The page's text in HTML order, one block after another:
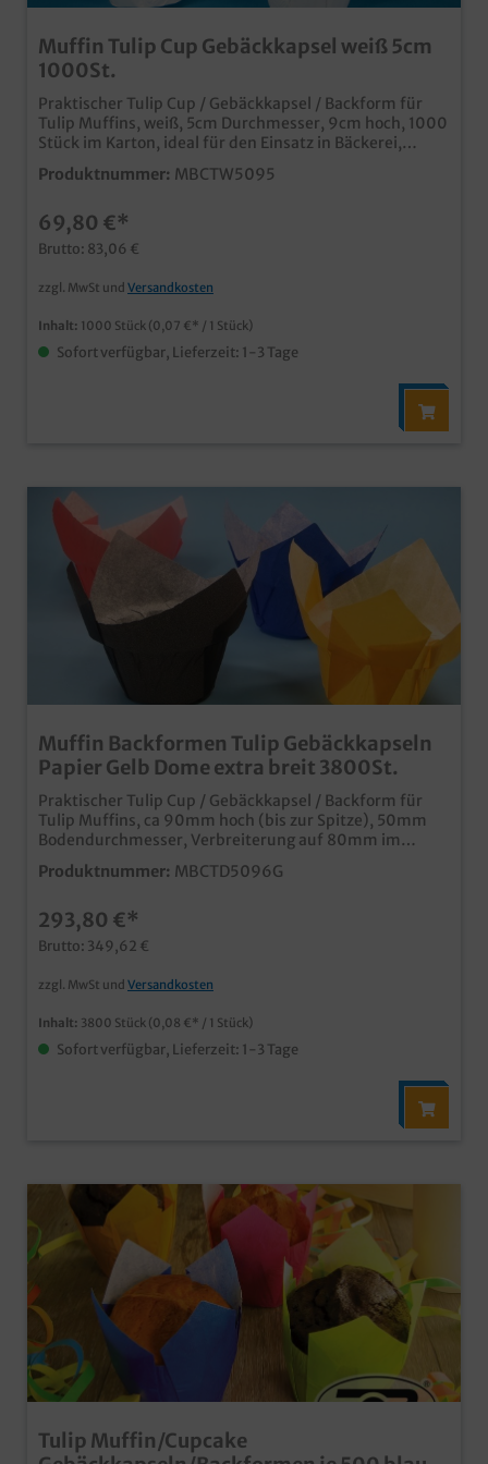
Muffin Tulip Cup Gebäckkapsel weiß 5cm
1000St.
Praktischer Tulip Cup / Gebäckkapsel / Backform für
Tulip Muffins, weiß, 5cm Durchmesser, 9cm hoch, 1000
Stück im Karton, ideal für den Einsatz in Bäckerei,
Konditorei oder im Coffee to go ideal für Muffins und
Cupcakes lebensmittelecht und einsatzfertig auch
Kundenservice nach den Konditionen
Produktnummer: MBCTW5095
69,80 €*
Brutto: 83,06 €
zzgl. MwSt und Versandkosten
Inhalt: 1000 Stück (0,07 €* / 1 Stück)
Sofort verfügbar, Lieferzeit: 1-3 Tage
Muffin Backformen Tulip Gebäckkapseln
Papier Gelb Dome extra breit 3800St.
Praktischer Tulip Cup / Gebäckkapsel / Backform für
Tulip Muffins, ca 90mm hoch (bis zur Spitze), 50mm
Bodendurchmesser, Verbreiterung auf 80mm im
Kopfbereich, farbig Gelb, 3800 Stück im Karton, ideal
für den Einsatz in Bäckerei, Konditorei oder im Coffee to
Muffins mit breiter Kopfform (Dome) praktische und
kostengünstige Einweglösung für den professionellen
Einsatz
Produktnummer: MBCTD5096G
293,80 €*
Brutto: 349,62 €
zzgl. MwSt und Versandkosten
Inhalt: 3800 Stück (0,08 €* / 1 Stück)
Sofort verfügbar, Lieferzeit: 1-3 Tage
Tulip Muffin/Cupcake